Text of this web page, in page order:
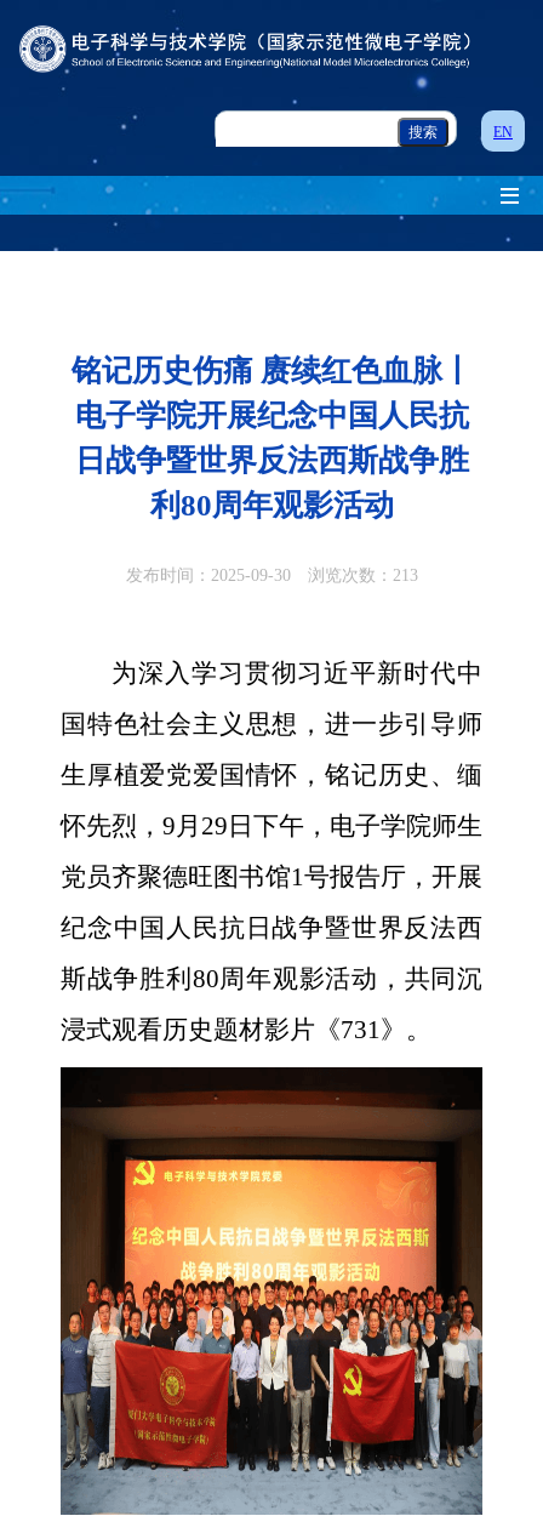
EN
铭记历史伤痛 赓续红色血脉丨
电子学院开展纪念中国人民抗
日战争暨世界反法西斯战争胜
利80周年观影活动
发布时间：2025-09-30 浏览次数： 213
为深入学习贯彻习近平新时代中
国特色社会主义思想，进一步引导师
生厚植爱党爱国情怀，铭记历史、缅
怀先烈，9月29日下午，电子学院师生
党员齐聚德旺图书馆1号报告厅，开展
纪念中国人民抗日战争暨世界反法西
斯战争胜利80周年观影活动，共同沉
浸式观看历史题材影片《731》。